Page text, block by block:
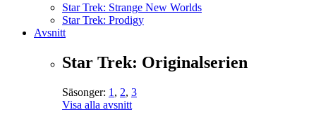
Star Trek: Strange New Worlds
Star Trek: Prodigy
Avsnitt
Star Trek: Originalserien
Säsonger: 1 , 2, 3
Visa alla avsnitt